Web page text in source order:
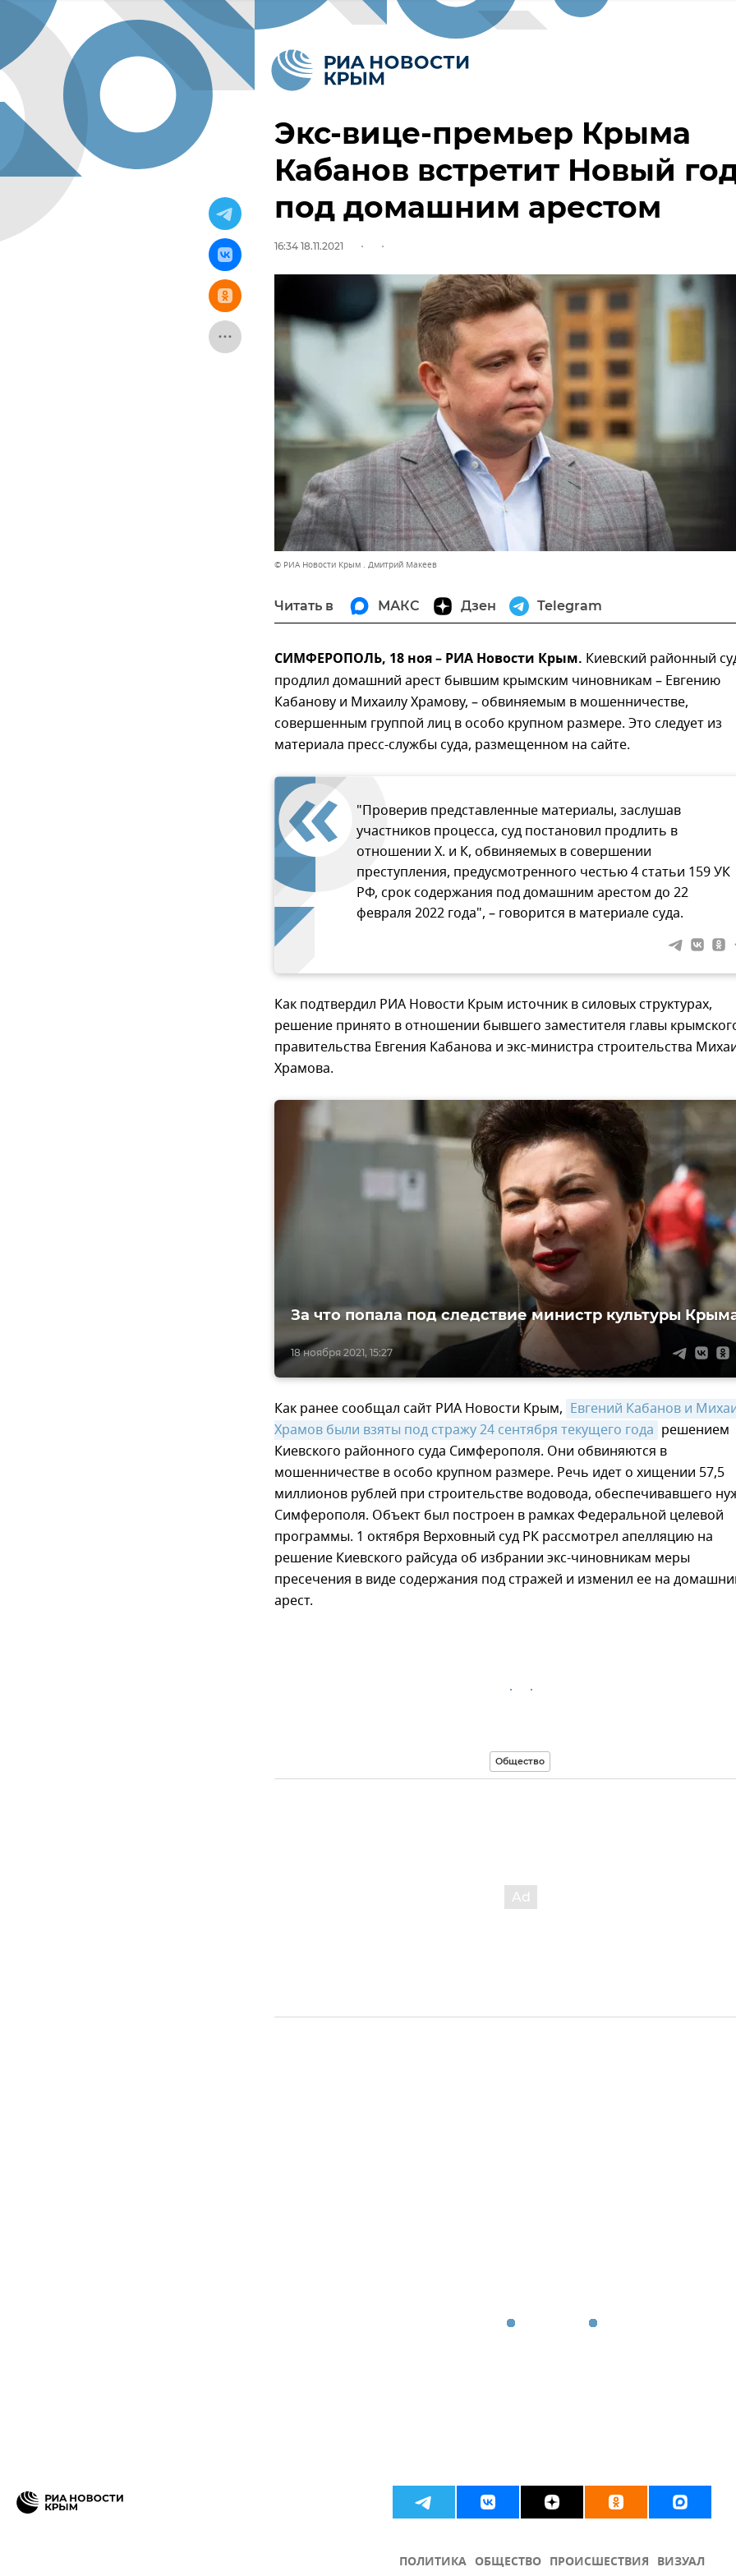
Экс-вице-премьер Крыма
Кабанов встретит Новый
под домашним арестом
16:34 18.11.2021
© РИА Новости Крым . Дмитрий Макеев
Читать в МАКС Дзен Telegram
СИМФЕРОПОЛЬ, 18 ноя – РИА Новости Крым. Киевский районный
продлил домашний арест бывшим крымским чиновникам – Евгению
Кабанову и Михаилу Храмову, – обвиняемым в мошенничестве,
совершенным группой лиц в особо крупном размере. Это следует из
материала пресс-службы суда, размещенном на сайте.
"Проверив представленные материалы, заслушав
участников процесса, суд постановил продлить в
отношении Х. и К, обвиняемых в совершении
преступления, предусмотренного честью 4 статьи 159 УК
РФ, срок содержания под домашним арестом до 22
февраля 2022 года", – говорится в материале суда.
Как подтвердил РИА Новости Крым источник в силовых структурах,
решение принято в отношении бывшего заместителя главы
правительства Евгения Кабанова и экс-министра строительства
Храмова.
18 ноября 2021, 15:27
За что попала под следствие министр культуры
Как ранее сообщал сайт РИА Новости Крым, Евгений Кабанов и
Храмов были взяты под стражу 24 сентября текущего года решением
Киевского районного суда Симферополя. Они обвиняются в
мошенничестве в особо крупном размере. Речь идет о хищении 57,5
миллионов рублей при строительстве водовода, обеспечивавшего
Симферополя. Объект был построен в рамках Федеральной целевой
программы. 1 октября Верховный суд РК рассмотрел апелляцию на
решение Киевского райсуда об избрании экс-чиновникам меры
пресечения в виде содержания под стражей и изменил ее на
арест.
Общество
ПОЛИТИКА ОБЩЕСТВО ПРОИСШЕСТВИЯ ВИЗУАЛ